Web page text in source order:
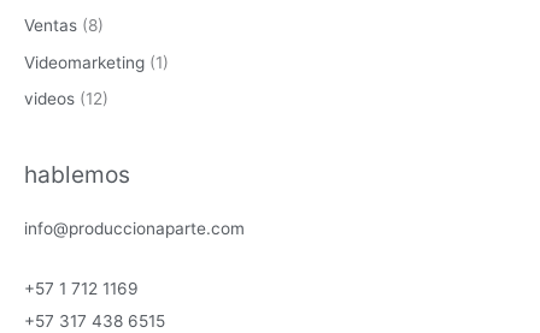
Ventas (8)
Videomarketing (1)
videos (12)
hablemos
info@produccionaparte.com
+57 1 712 1169
+57 317 438 6515